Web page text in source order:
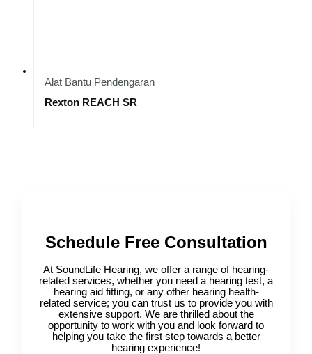
Alat Bantu Pendengaran
Rexton REACH SR
Schedule Free Consultation
At SoundLife Hearing, we offer a range of hearing-
related services, whether you need a hearing test, a
hearing aid fitting, or any other hearing health-
related service; you can trust us to provide you with
extensive support. We are thrilled about the
opportunity to work with you and look forward to
helping you take the first step towards a better
hearing experience!